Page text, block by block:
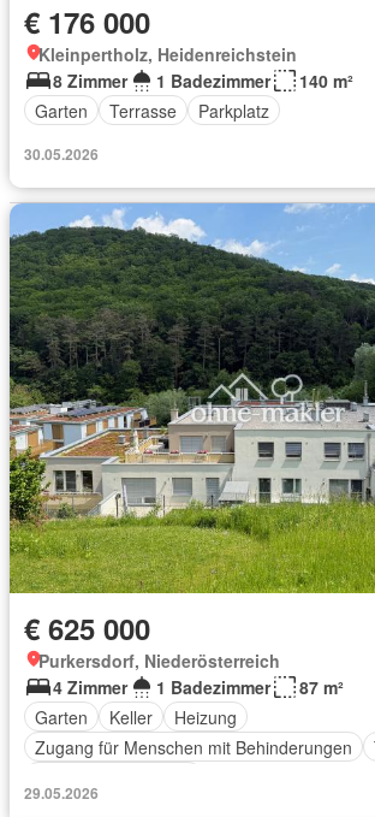
€ 176 000
Kleinpertholz, Heidenreichstein
8 Zimmer
1 Badezimmer
140 m²
Garten
Terrasse Parkplatz
30.05.2026
€ 625 000
Purkersdorf, Niederösterreich
4 Zimmer
1 Badezimmer
87 m²
Garten
Keller
Heizung
Zugang für Menschen mit Behinderungen
29.05.2026